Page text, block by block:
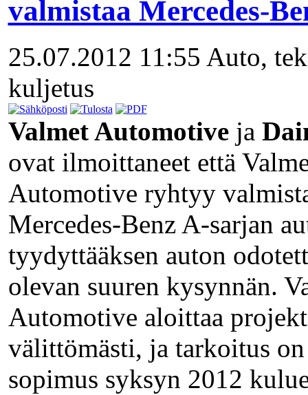
valmistaa Mercedes-
25.07.2012 11:55 Auto,
kuljetus
Valmet Automotiveja
ovat ilmoittaneet että
Automotive ryhtyy
Mercedes-Benz A-sarjan
tyydyttääksen auton
olevan suuren kysynnän.
Automotive aloittaa
välittömästi, ja tarkoitus
sopimus syksyn 2012